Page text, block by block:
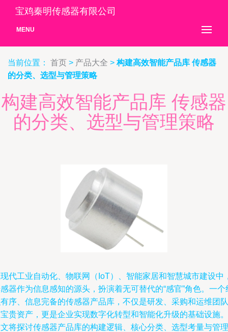
宝鸡秦明传感器有限公司
MENU
当前位置： 首页 > 产品大全 > 构建高效智能产品库 传感器
的分类、选型与管理策略
构建高效智能产品库 传感器
的分类、选型与管理策略
代工业自动化、物联网（IoT）、智能家居和智慧城市建设中
器作为信息感知的源头，扮演着无可替代的“感官”角色。一个
序、信息完备的传感器产品库，不仅是研发、采购和运维团队
贵资产，更是企业实现数字化转型和智能化升级的基础设施。
将探讨传感器产品库的构建逻辑、核心分类、选型考量与管理